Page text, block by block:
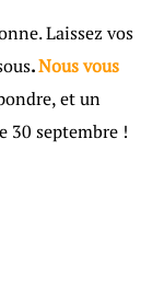
Laissez vos
.Nous vous
et un
30 septembre !